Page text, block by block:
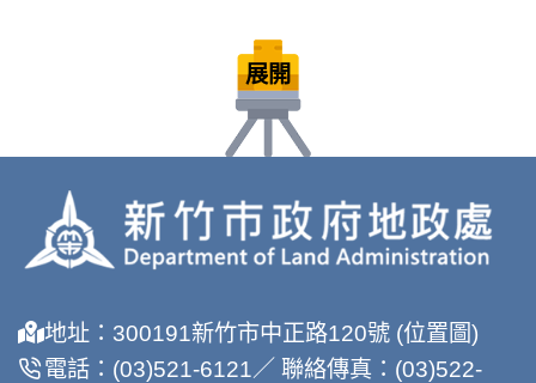
展開
地址：300191新竹市中正路120號 (位置圖)
電話：(03)521-6121／ 聯絡傳真：(03)522-